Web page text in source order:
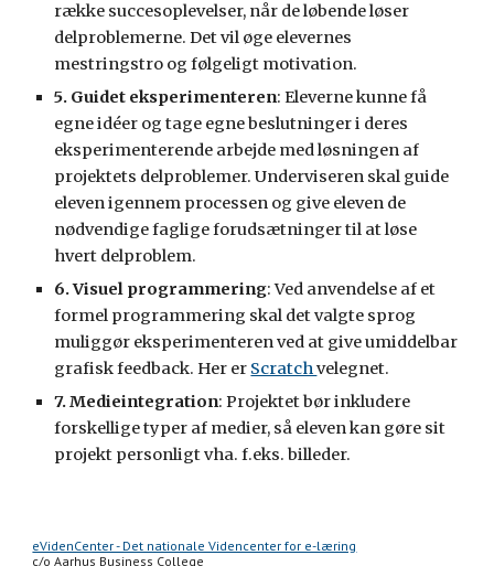
række succesoplevelser, når de løbende løser
delproblemerne. Det vil øge elevernes
mestringstro og følgeligt motivation.
5. Guidet eksperimenteren: Eleverne kunne få
egne idéer og tage egne beslutninger i deres
eksperimenterende arbejde med løsningen af
projektets delproblemer. Underviseren skal guide
eleven igennem processen og give eleven de
nødvendige faglige forudsætninger til at løse
hvert delproblem.
6. Visuel programmering: Ved anvendelse af et
formel programmering skal det valgte sprog
muliggør eksperimenteren ved at give umiddelbar
grafisk feedback. Her er Scratch velegnet.
7. Medieintegration: Projektet bør inkludere
forskellige typer af medier, så eleven kan gøre sit
projekt personligt vha. f.eks. billeder.
eVidenCenter - Det nationale Videncenter for e-læring
c/o Aarhus Business College